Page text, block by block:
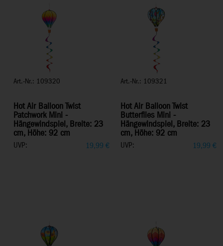
Art.-Nr.: 109320
Hot Air Balloon Twist
Patchwork Mini -
Hängewindspiel, Breite: 23
cm, Höhe: 92 cm
UVP: 19,99 €
Art.-Nr.: 109321
Hot Air Balloon Twist
Butterflies Mini -
Hängewindspiel, Breite: 23
cm, Höhe: 92 cm
UVP: 19,99 €